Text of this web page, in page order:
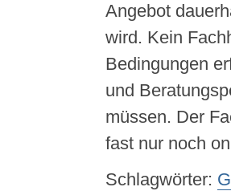
Angebot
wird. Kein
Bedingungen
und
müssen. Der
fast nur noch
Schlagwörter: